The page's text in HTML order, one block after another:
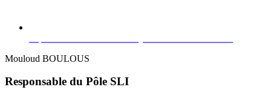
Mouloud BOULOUS
Responsable du Pôle SLI